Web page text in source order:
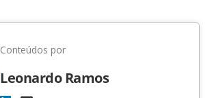
Conteúdos por
Leonardo Ramos